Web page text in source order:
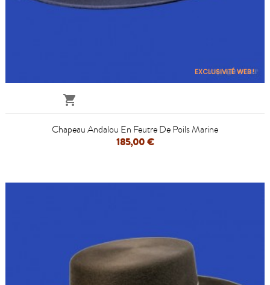
EXCLUSIVITÉ WEB !

Chapeau Andalou En Feutre De Poils Marine
185,00 €